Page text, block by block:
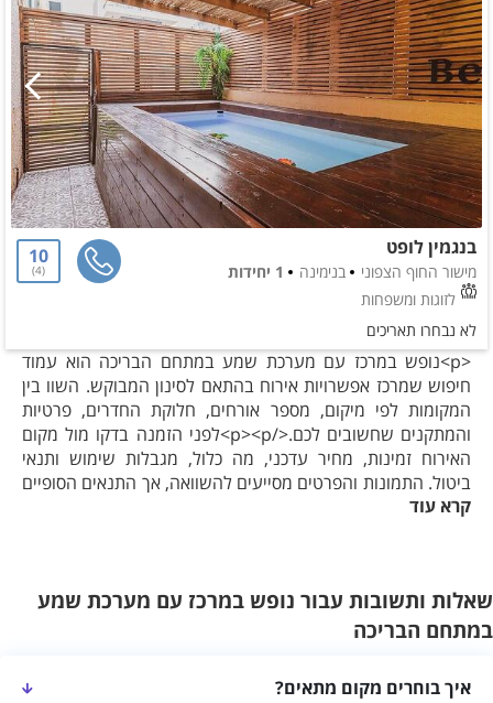
בנגמין לופט
מישור החוף הצפוני בנימינה
1 יחידות
לזוגות ומשפחות
10
4
לא נבחרו תאריכים
קרא עוד
<p>נופש במרכז עם מערכת שמע במתחם הבריכה הוא עמוד
חיפוש שמרכז אפשרויות אירוח בהתאם לסינון המבוקש. השוו בין
המקומות לפי מיקום, מספר אורחים, חלוקת החדרים, פרטיות
והמתקנים שחשובים לכם.</p><p>לפני הזמנה בדקו מול מקום
האירוח זמינות, מחיר עדכני, מה כלול, מגבלות שימוש ותנאי
ביטול. התמונות והפרטים מסייעים להשוואה, אך התנאים הסופיים
נקבעים מול המארחים.</p>
שאלות ותשובות עבור נופש במרכז עם מערכת שמע
במתחם הבריכה
איך בוחרים מקום מתאים?